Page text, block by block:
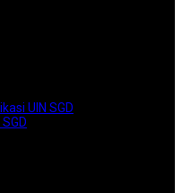
UIN SGD